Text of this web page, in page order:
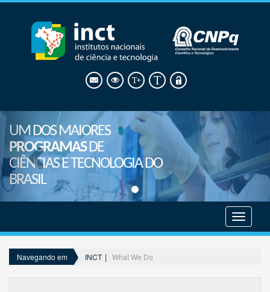
UM DOS MAIORES
PROGRAMASDE
CIÊNCIAS E TECNOLOGIA DO
BRASIL
menu
Navegando em INCT What We Do